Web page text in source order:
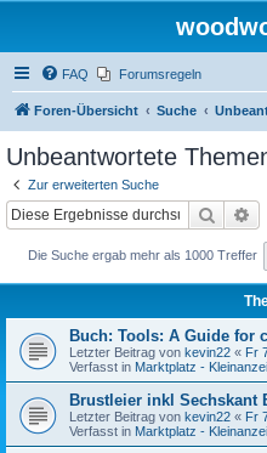
FAQ Forumsregeln
Foren-Übersicht Suche
Unbeantwortete
Zur erweiterten Suche
Suche
Die Suche ergab mehr als 1000 Treffer
Buch: Tools: A Guide for
Letzter Beitrag von kevin22 « Fr
Verfasst in Marktplatz -
Brustleier inkl Sechskant
Letzter Beitrag von kevin22 « Fr
Verfasst in Marktplatz -